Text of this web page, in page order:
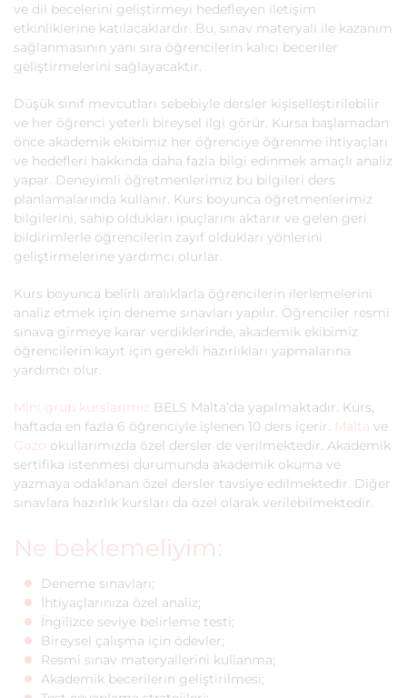
ve dil becelerini geliştirmeyi hedefleyen iletişim
etkinliklerine katılacaklardır. Bu, sınav materyali ile kazanım
sağlanmasının yanı sıra öğrencilerin kalıcı beceriler
geliştirmelerini sağlayacaktır.
Düşük sınıf mevcutları sebebiyle dersler kişiselleştirilebilir
ve her öğrenci yeterli bireysel ilgi görür. Kursa başlamadan
önce akademik ekibimiz her öğrenciye öğrenme ihtiyaçları
ve hedefleri hakkında daha fazla bilgi edinmek amaçlı analiz
yapar. Deneyimli öğretmenlerimiz bu bilgileri ders
planlamalarında kullanır. Kurs boyunca öğretmenlerimiz
bilgilerini, sahip oldukları ipuçlarını aktarır ve gelen geri
bildirimlerle öğrencilerin zayıf oldukları yönlerini
geliştirmelerine yardımcı olurlar.
Kurs boyunca belirli aralıklarla öğrencilerin ilerlemelerini
analiz etmek için deneme sınavları yapılır. Öğrenciler resmi
sınava girmeye karar verdiklerinde, akademik ekibimiz
öğrencilerin kayıt için gerekli hazırlıkları yapmalarına
yardımcı olur.
Mini grup kurslarımız BELS Malta’da yapılmaktadır. Kurs,
haftada en fazla 6 öğrenciyle işlenen 10 ders içerir. Malta ve
Gozo okullarımızda özel dersler de verilmektedir. Akademik
sertifika istenmesi durumunda akademik okuma ve
yazmaya odaklanan özel dersler tavsiye edilmektedir. Diğer
sınavlara hazırlık kursları da özel olarak verilebilmektedir.
Ne beklemeliyim:
Deneme sınavları;
İhtiyaçlarınıza özel analiz;
İngilizce seviye belirleme testi;
Bireysel çalışma için ödevler;
Resmi sınav materyallerini kullanma;
Akademik becerilerin geliştirilmesi;